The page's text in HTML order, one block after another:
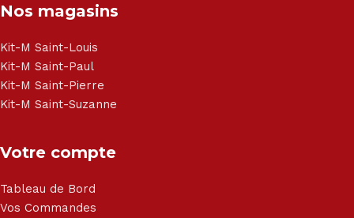
- Matelas - Hifi Hitachi, LG, Sharp, Philips, Bosh, Moulinex,
Haier, Sony, Cecotec, Westpoint, Dyson.
Nos magasins
Kit-M Saint-Louis
Kit-M Saint-Paul
Kit-M Saint-Pierre
Kit-M Saint-Suzanne
Votre compte
Tableau de Bord
Vos Commandes